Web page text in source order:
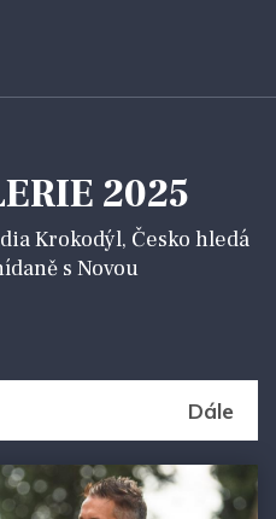
2025
Krokodýl, Česko hledá
s Novou
Dále